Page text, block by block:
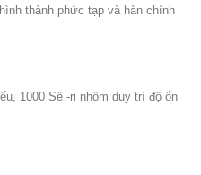
thành phức tạp và hàn chính
1000 Sê -ri nhôm duy trì độ ổn